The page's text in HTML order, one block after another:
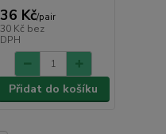
36 Kč/pair
30 Kč bez
DPH
Přidat do košíku